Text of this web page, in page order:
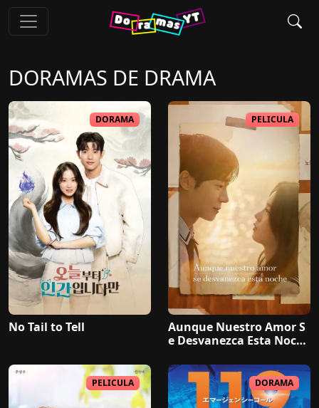
DORAMAS DE DRAMA
DORAMA
No Tail to Tell
PELICULA
Aunque Nuestro Amor S
e Desvanezca Esta Noche
PELICULA DORAMA